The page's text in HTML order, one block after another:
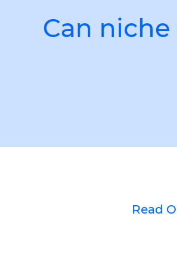
Can
Read